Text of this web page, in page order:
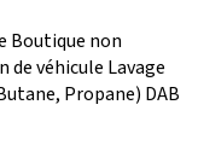
Boutique non
de véhicule Lavage
Propane) DAB